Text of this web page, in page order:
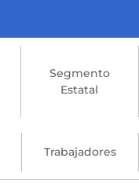
Segmento
Estatal
Trabajadores